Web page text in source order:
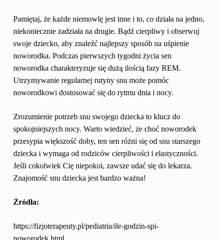
Cenimy prywatność użytkowników
wyświetlać reklamy lub treści dostosowane do indywidualnych
przycisku „Akceptuj wszystkie” oznacza zgodę na wykorzystywanie
Pamiętaj, że każde niemowlę jest inne i to, co działa na jedno,
niekoniecznie zadziała na drugie. Bądź cierpliwy i obserwuj
swoje dziecko, aby znaleźć najlepszy sposób na uśpienie
noworodka. Podczas pierwszych tygodni życia sen
noworodka charakteryzuje się dużą ilością fazy REM.
Utrzymywanie regularnej rutyny snu może pomóc
noworodkowi dostosować się do rytmu dnia i nocy.
Zrozumienie potrzeb snu swojego dziecka to klucz do
spokojniejszych nocy. Warto wiedzieć, że choć noworodek
przesypia większość doby, ten sen różni się od snu starszego
dziecka i wymaga od rodziców cierpliwości i elastyczności.
Jeśli cokolwiek Cię niepokoi, zawsze udać się do lekarza.
Znajomość snu dziecka jest bardzo ważna!
Źródła:
https://fizjoterapeuty.pl/pediatria/ile-godzin-spi-
noworodek.html